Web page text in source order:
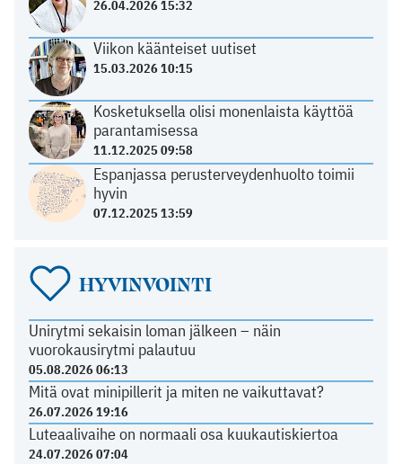
26.04.2026 15:32
Viikon käänteiset uutiset
15.03.2026 10:15
Kosketuksella olisi monenlaista käyttöä
parantamisessa
11.12.2025 09:58
Espanjassa perusterveydenhuolto toimii
hyvin
07.12.2025 13:59
HYVINVOINTI
Unirytmi sekaisin loman jälkeen – näin
vuorokausirytmi palautuu
05.08.2026 06:13
Mitä ovat minipillerit ja miten ne vaikuttavat?
26.07.2026 19:16
Luteaalivaihe on normaali osa kuukautiskiertoa
24.07.2026 07:04